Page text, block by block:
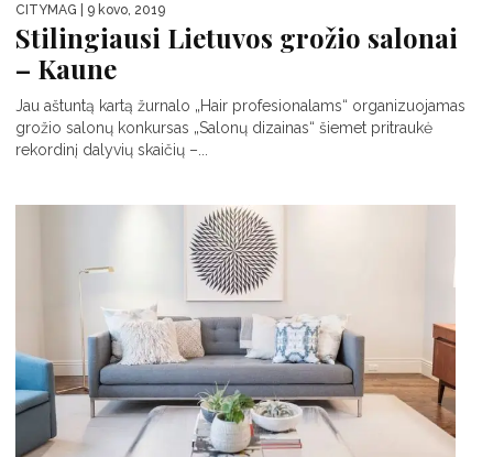
CITYMAG | 9 kovo, 2019
Stilingiausi Lietuvos grožio salonai
– Kaune
Jau aštuntą kartą žurnalo „Hair profesionalams“ organizuojamas
grožio salonų konkursas „Salonų dizainas“ šiemet pritraukė
rekordinį dalyvių skaičių –...